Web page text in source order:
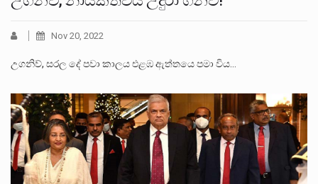
Nov 20, 2022
උගනිව්, සරල දේ පවා කාලය එළඹ ඇත්තයෙ පමා විය…